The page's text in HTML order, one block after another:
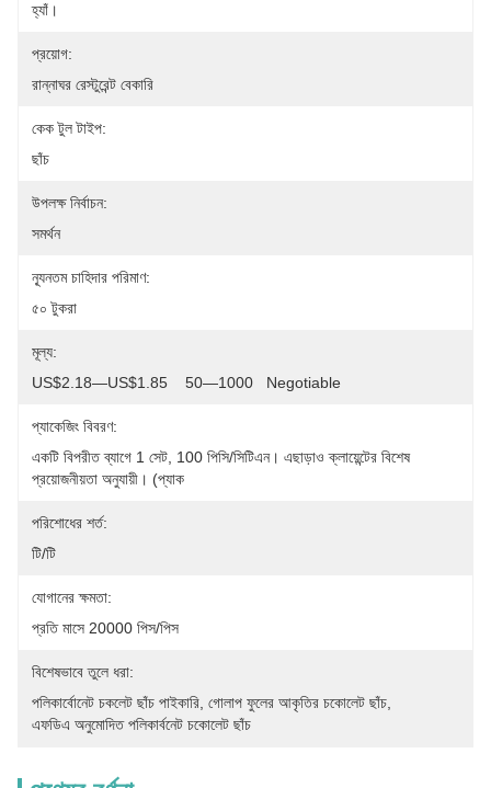
হ্যাঁ।
প্রয়োগ:
রান্নাঘর রেস্টুরেন্ট বেকারি
কেক টুল টাইপ:
ছাঁচ
উপলক্ষ নির্বাচন:
সমর্থন
ন্যূনতম চাহিদার পরিমাণ:
৫০ টুকরা
মূল্য:
US$2.18—US$1.85    50—1000   Negotiable
প্যাকেজিং বিবরণ:
একটি বিপরীত ব্যাগে 1 সেট, 100 পিসি/সিটিএন। এছাড়াও ক্লায়েন্টের বিশেষ
প্রয়োজনীয়তা অনুযায়ী। (প্যাক
পরিশোধের শর্ত:
টি/টি
যোগানের ক্ষমতা:
প্রতি মাসে 20000 পিস/পিস
বিশেষভাবে তুলে ধরা:
পলিকার্বোনেট চকলেট ছাঁচ পাইকারি গোলাপ ফুলের আকৃতির চকোলেট ছাঁচ
এফডিএ অনুমোদিত পলিকার্বনেট চকোলেট ছাঁচ